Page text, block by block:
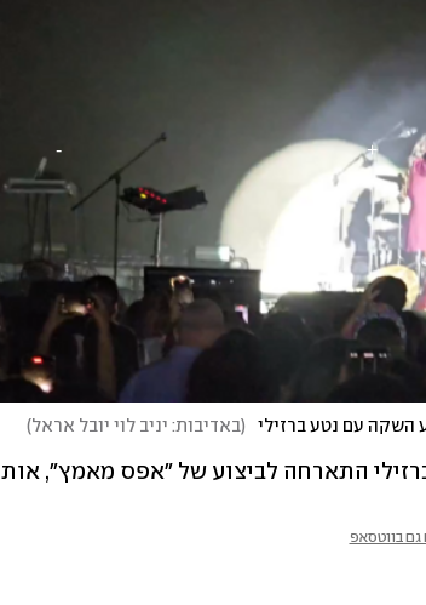
השקה עם נטע ברזילי (באדיבות: יניב לוי יובל אראל)
בווטסאפ